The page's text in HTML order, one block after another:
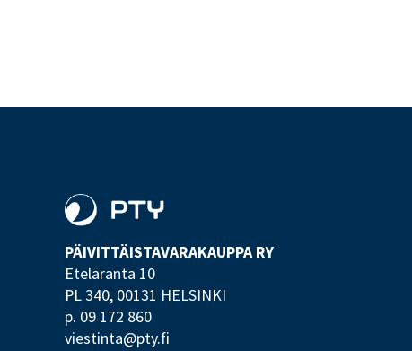
PÄIVITTÄISTAVARA­KAUPPA RY
Eteläranta 10
PL 340, 00131 HELSINKI
p. 09 172 860
viestinta@pty.fi